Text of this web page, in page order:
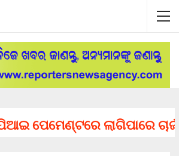
ଲାଗିପାରେ ଚାର୍ଜ,